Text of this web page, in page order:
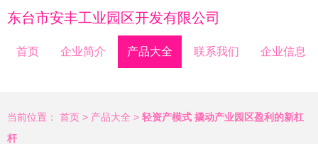
东台市安丰工业园区开发有限公司
首页 企业简介 产品大全 联系我们 企业信息
当前位置： 首页 > 产品大全 > 轻资产模式 撬动产业园区盈利的新杠
杆